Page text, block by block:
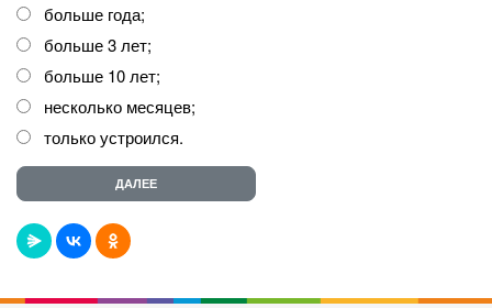
больше года;
больше 3 лет;
больше 10 лет;
несколько месяцев;
только устроился.